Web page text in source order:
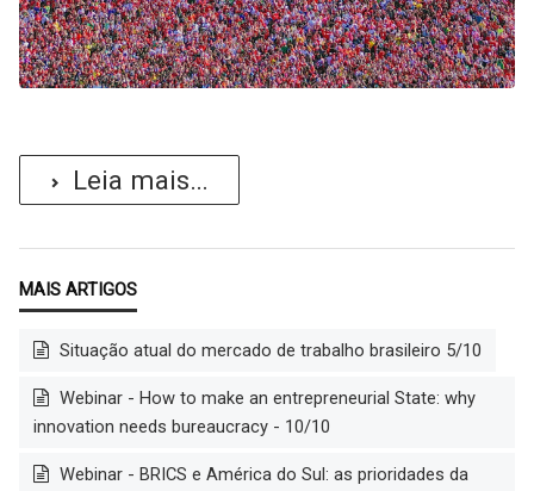
Leia mais...
Situação atual do mercado de trabalho brasileiro 5/10
Webinar - How to make an entrepreneurial State: why
innovation needs bureaucracy - 10/10
Webinar - BRICS e América do Sul: as prioridades da